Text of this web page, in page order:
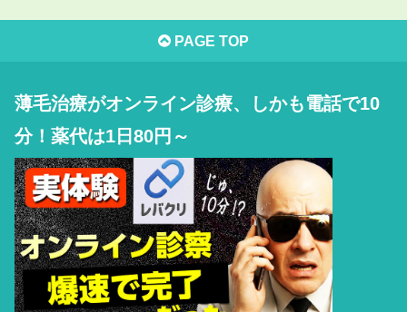
PAGE TOP
薄毛治療がオンライン診療、しかも電話で10
分！薬代は1日80円～